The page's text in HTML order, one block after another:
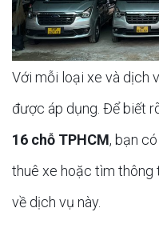
Với mỗi loại xe và dịch
được áp dụng. Để biết
16 chỗ TPHCM, bạn
thuê xe hoặc tìm
về dịch vụ này.